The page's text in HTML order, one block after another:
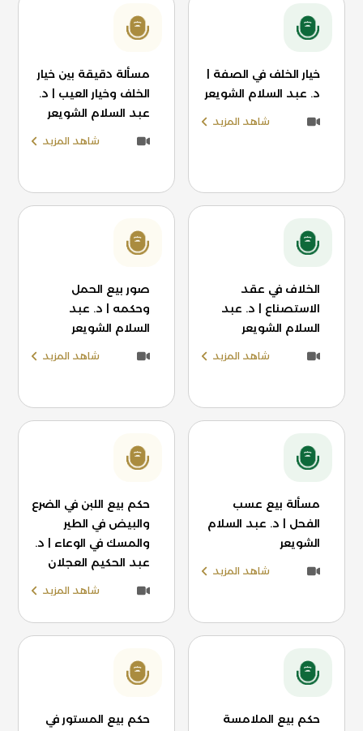
خيار الخلف في الصفة |
د. عبد السلام الشويعر
شاهد المزيد
مسألة دقيقة بين خيار
الخلف وخيار العيب | د.
عبد السلام الشويعر
شاهد المزيد
الخلاف في عقد
الاستصناع | د. عبد
السلام الشويعر
شاهد المزيد
صور بيع الحمل
وحكمه | د. عبد
السلام الشويعر
شاهد المزيد
مسألة بيع عسب
الفحل | د. عبد السلام
الشويعر
شاهد المزيد
حكم بيع اللبن في الضرع
والبيض في الطير
والمسك في الوعاء | د.
عبد الحكيم العجلان
شاهد المزيد
حكم بيع الملامسة
حكم بيع المستور في